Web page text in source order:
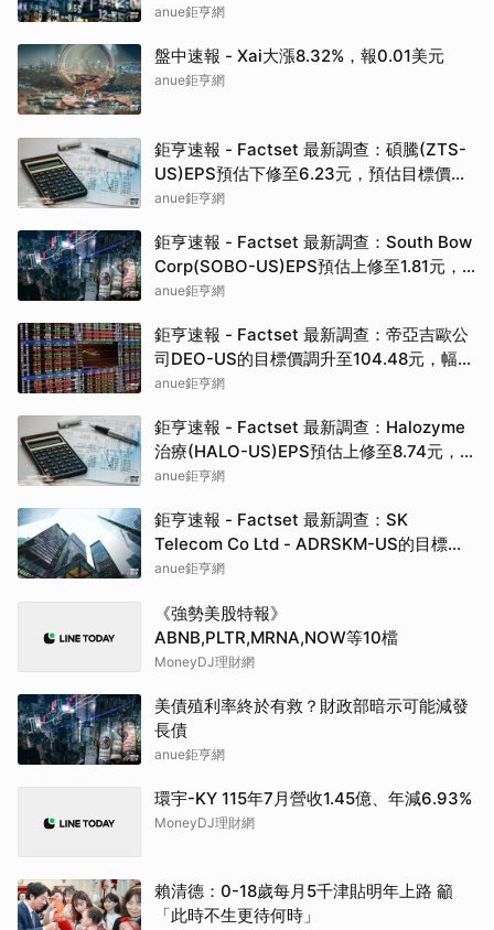
anue鉅亨網
盤中速報 - Xai大漲8.32%，報0.01美元
anue鉅亨網
鉅亨速報 - Factset 最新調查：碩騰(ZTS-
US)EPS預估下修至6.23元，預估目標價為
90.00元
anue鉅亨網
鉅亨速報 - Factset 最新調查：South Bow
Corp(SOBO-US)EPS預估上修至1.81元，
預估目標價為35.83元
anue鉅亨網
鉅亨速報 - Factset 最新調查：帝亞吉歐公
司DEO-US的目標價調升至104.48元，幅度
約3.43%
anue鉅亨網
鉅亨速報 - Factset 最新調查：Halozyme
治療(HALO-US)EPS預估上修至8.74元，預
估目標價為105.00元
anue鉅亨網
鉅亨速報 - Factset 最新調查：SK
Telecom Co Ltd - ADRSKM-US的目標價
調升至42.64元，幅度約3.73%
anue鉅亨網
《強勢美股特報》
ABNB,PLTR,MRNA,NOW等10檔
MoneyDJ理財網
美債殖利率終於有救？財政部暗示可能減發
長債
anue鉅亨網
環宇-KY 115年7月營收1.45億、年減6.93%
MoneyDJ理財網
賴清德：0-18歲每月5千津貼明年上路 籲
「此時不生更待何時」